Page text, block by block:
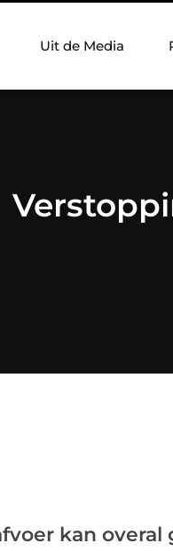
Uit de Media
kan